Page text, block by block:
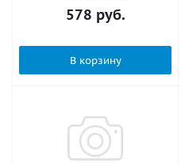
578 руб.
В корзину